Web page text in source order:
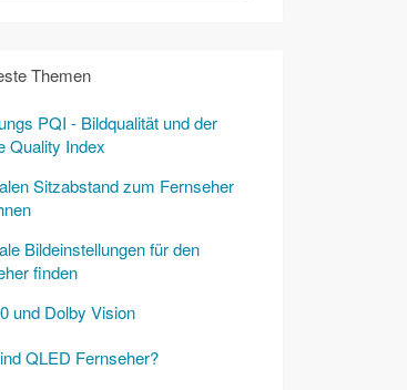
Themen
PQI - Bildqualität und der
Quality Index
Sitzabstand zum Fernseher
Bildeinstellungen für den
finden
und Dolby Vision
QLED Fernseher?